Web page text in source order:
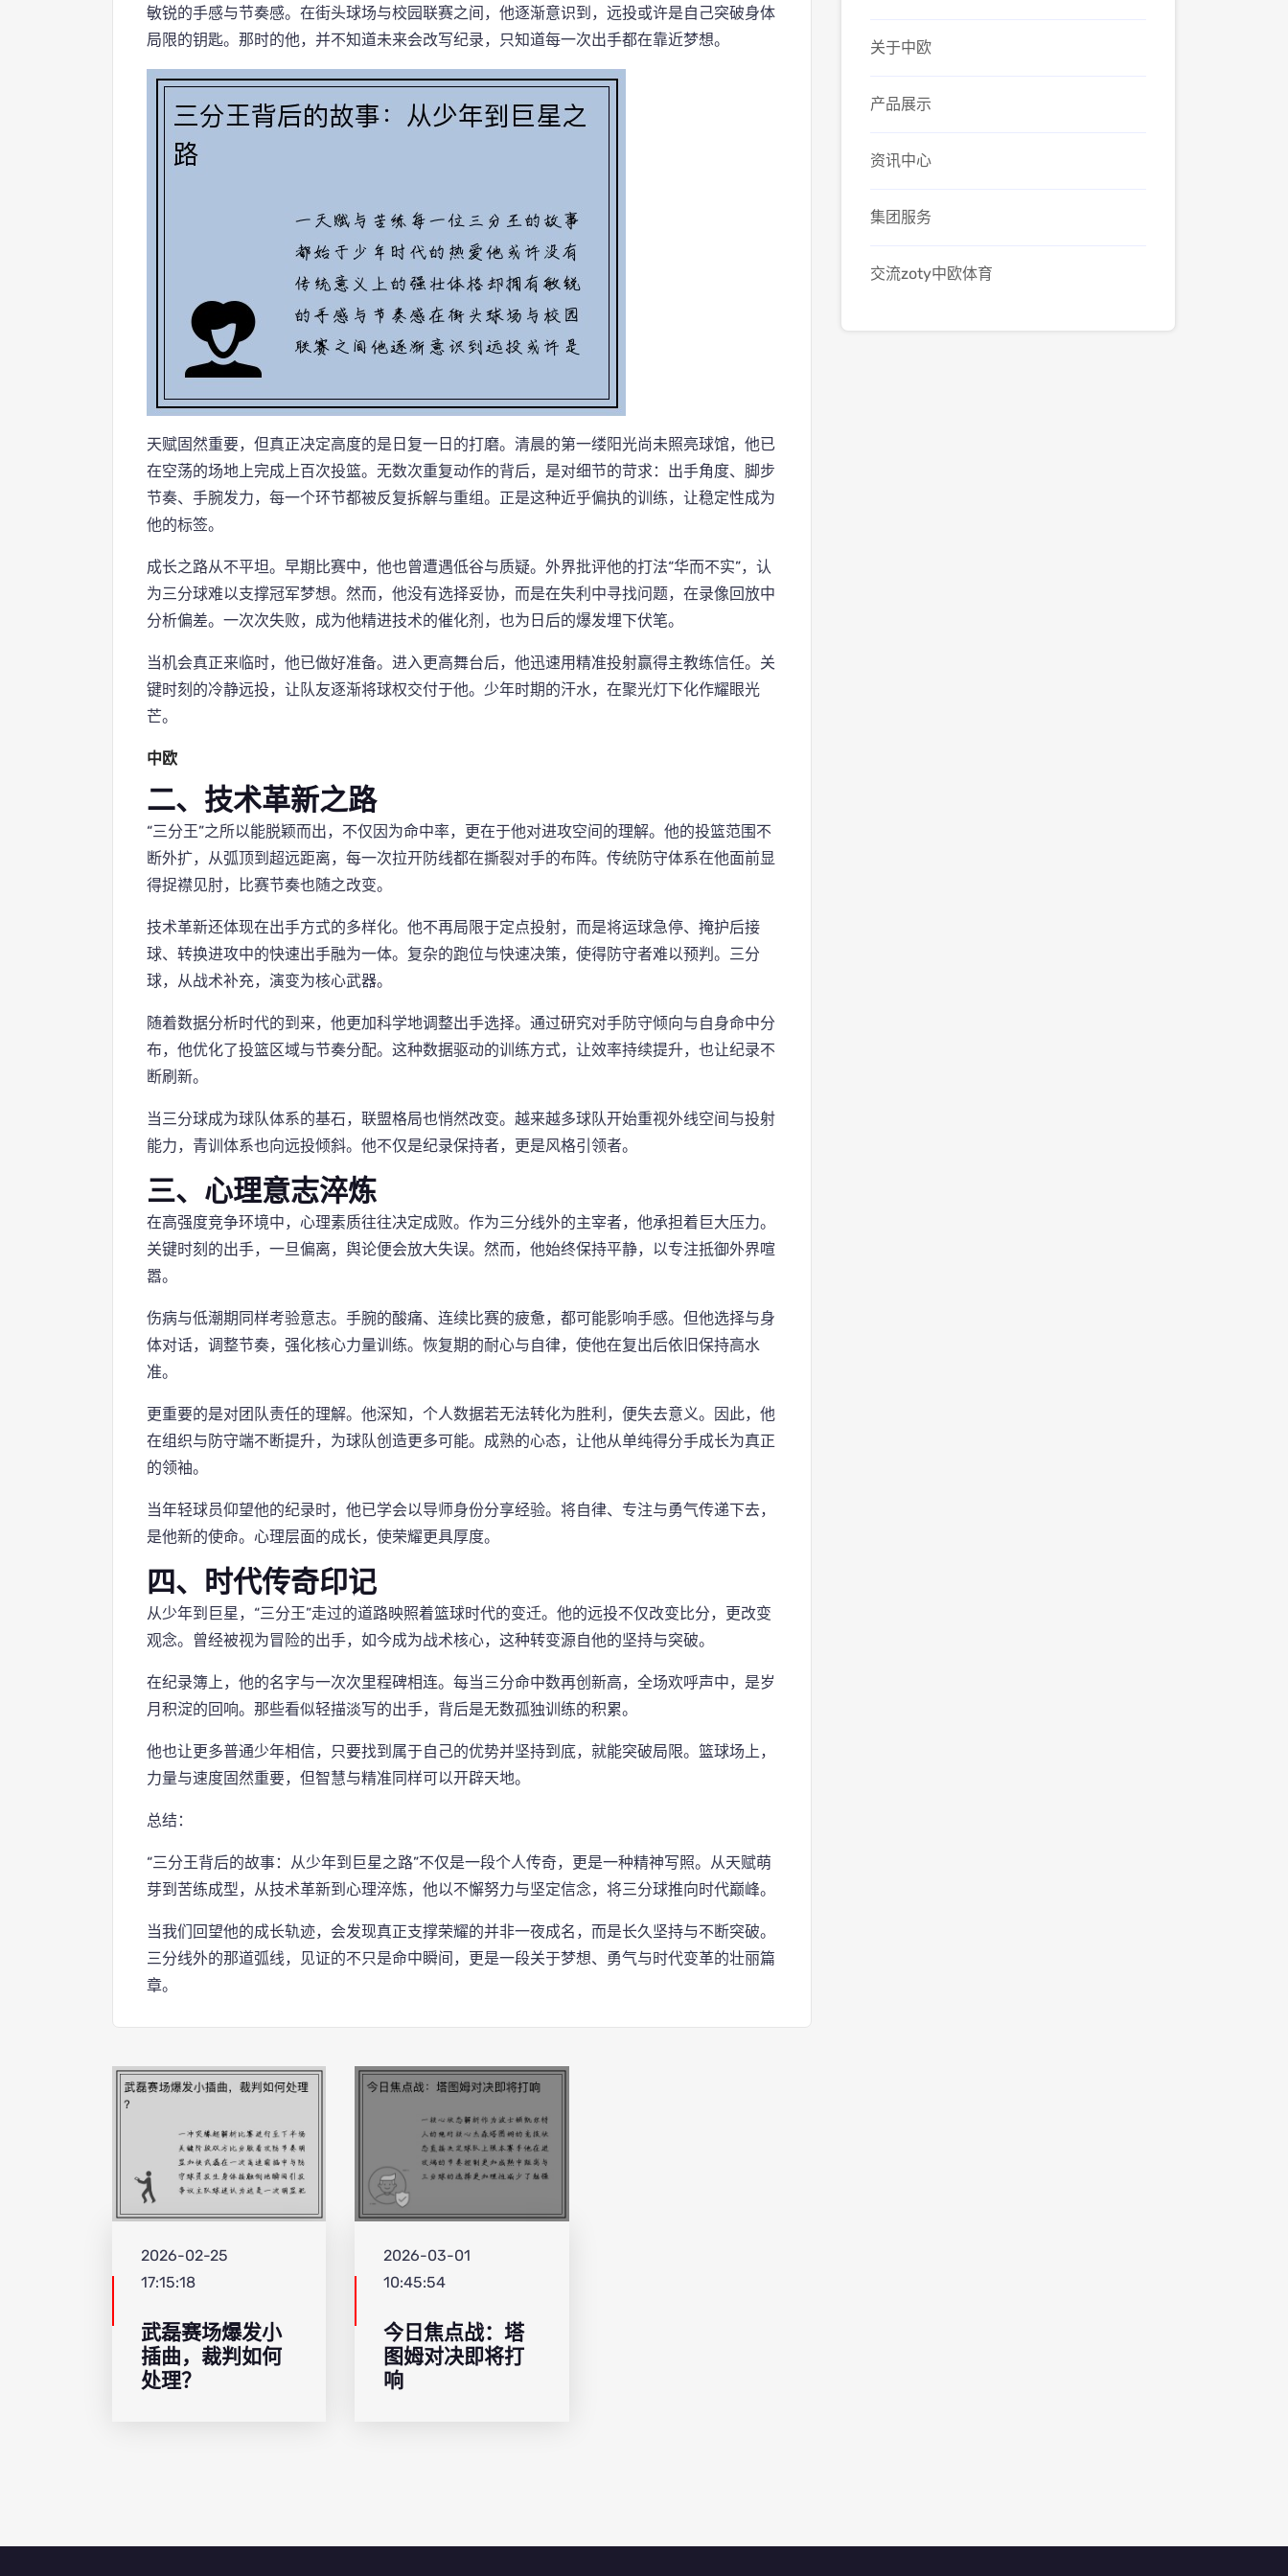
敏锐的手感与节奏感。在街头球场与校园联赛之间，他逐渐意识到，远投或许是自己突破身体
局限的钥匙。那时的他，并不知道未来会改写纪录，只知道每一次出手都在靠近梦想。
天赋固然重要，但真正决定高度的是日复一日的打磨。清晨的第一缕阳光尚未照亮球馆，他已
在空荡的场地上完成上百次投篮。无数次重复动作的背后，是对细节的苛求：出手角度、脚步
节奏、手腕发力，每一个环节都被反复拆解与重组。正是这种近乎偏执的训练，让稳定性成为
他的标签。
成长之路从不平坦。早期比赛中，他也曾遭遇低谷与质疑。外界批评他的打法“华而不实”，认
为三分球难以支撑冠军梦想。然而，他没有选择妥协，而是在失利中寻找问题，在录像回放中
分析偏差。一次次失败，成为他精进技术的催化剂，也为日后的爆发埋下伏笔。
当机会真正来临时，他已做好准备。进入更高舞台后，他迅速用精准投射赢得主教练信任。关
键时刻的冷静远投，让队友逐渐将球权交付于他。少年时期的汗水，在聚光灯下化作耀眼光
芒。
中欧
二、技术革新之路
“三分王”之所以能脱颖而出，不仅因为命中率，更在于他对进攻空间的理解。他的投篮范围不
断外扩，从弧顶到超远距离，每一次拉开防线都在撕裂对手的布阵。传统防守体系在他面前显
得捉襟见肘，比赛节奏也随之改变。
技术革新还体现在出手方式的多样化。他不再局限于定点投射，而是将运球急停、掩护后接
球、转换进攻中的快速出手融为一体。复杂的跑位与快速决策，使得防守者难以预判。三分
球，从战术补充，演变为核心武器。
随着数据分析时代的到来，他更加科学地调整出手选择。通过研究对手防守倾向与自身命中分
布，他优化了投篮区域与节奏分配。这种数据驱动的训练方式，让效率持续提升，也让纪录不
断刷新。
当三分球成为球队体系的基石，联盟格局也悄然改变。越来越多球队开始重视外线空间与投射
能力，青训体系也向远投倾斜。他不仅是纪录保持者，更是风格引领者。
三、心理意志淬炼
在高强度竞争环境中，心理素质往往决定成败。作为三分线外的主宰者，他承担着巨大压力。
关键时刻的出手，一旦偏离，舆论便会放大失误。然而，他始终保持平静，以专注抵御外界喧
嚣。
伤病与低潮期同样考验意志。手腕的酸痛、连续比赛的疲惫，都可能影响手感。但他选择与身
体对话，调整节奏，强化核心力量训练。恢复期的耐心与自律，使他在复出后依旧保持高水
准。
更重要的是对团队责任的理解。他深知，个人数据若无法转化为胜利，便失去意义。因此，他
在组织与防守端不断提升，为球队创造更多可能。成熟的心态，让他从单纯得分手成长为真正
的领袖。
当年轻球员仰望他的纪录时，他已学会以导师身份分享经验。将自律、专注与勇气传递下去，
是他新的使命。心理层面的成长，使荣耀更具厚度。
四、时代传奇印记
从少年到巨星，“三分王”走过的道路映照着篮球时代的变迁。他的远投不仅改变比分，更改变
观念。曾经被视为冒险的出手，如今成为战术核心，这种转变源自他的坚持与突破。
在纪录簿上，他的名字与一次次里程碑相连。每当三分命中数再创新高，全场欢呼声中，是岁
月积淀的回响。那些看似轻描淡写的出手，背后是无数孤独训练的积累。
他也让更多普通少年相信，只要找到属于自己的优势并坚持到底，就能突破局限。篮球场上，
力量与速度固然重要，但智慧与精准同样可以开辟天地。
总结：
“三分王背后的故事：从少年到巨星之路”不仅是一段个人传奇，更是一种精神写照。从天赋萌
芽到苦练成型，从技术革新到心理淬炼，他以不懈努力与坚定信念，将三分球推向时代巅峰。
当我们回望他的成长轨迹，会发现真正支撑荣耀的并非一夜成名，而是长久坚持与不断突破。
三分线外的那道弧线，见证的不只是命中瞬间，更是一段关于梦想、勇气与时代变革的壮丽篇
章。
2026-02-25
17:15:18
武磊赛场爆发小
插曲，裁判如何
处理？
2026-03-01
10:45:54
今日焦点战：塔
图姆对决即将打
响
关于中欧
产品展示
资讯中心
集团服务
交流zoty中欧体育